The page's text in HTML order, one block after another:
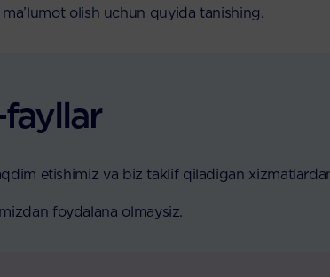
olish uchun quyida tanishing.
etishimiz va biz taklif qiladigan
foydalana olmaysiz.